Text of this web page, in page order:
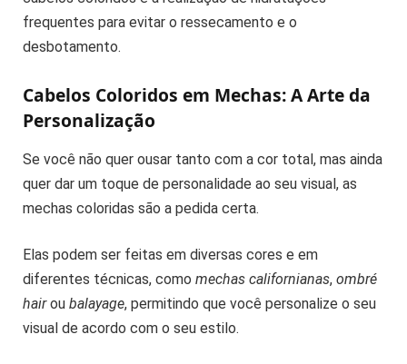
frequentes para evitar o ressecamento e o
desbotamento.
Cabelos Coloridos em Mechas: A Arte da
Personalização
Se você não quer ousar tanto com a cor total, mas ainda
quer dar um toque de personalidade ao seu visual, as
mechas coloridas são a pedida certa.
Elas podem ser feitas em diversas cores e em
diferentes técnicas, como mechas californianas, ombré
hairou balayage, permitindo que você personalize o seu
visual de acordo com o seu estilo.